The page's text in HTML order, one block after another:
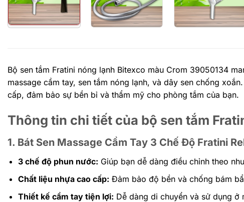
Bộ sen tắm Fratini nóng lạnh Bitexco màu Crom 39050134
massage cầm tay, sen tắm nóng lạnh, và dây sen chống
cấp, đảm bảo sự bền bỉ và thẩm mỹ cho phòng tắm của bạn.
Thông tin chi tiết của bộ sen tắm
1. Bát Sen Massage Cầm Tay 3 Chế Độ Fratini
3 chế độ phun nước: Giúp bạn dễ dàng điều chỉnh theo
Chất liệu nhựa cao cấp: Đảm bảo độ bền và chống bám
Thiết kế cầm tay tiện lợi: Dễ dàng di chuyển và sử dụng ở